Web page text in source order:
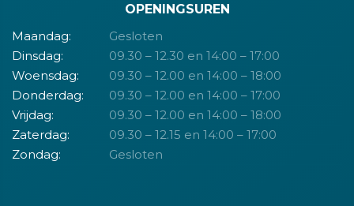
OPENINGSUREN
Maandag:
Gesloten
Dinsdag:
09.30 – 12.30 en 14:00 – 17:00
Woensdag:
09.30 – 12.00 en 14:00 – 18:00
Donderdag:
09.30 – 12.00 en 14:00 – 17:00
Vrijdag:
09.30 – 12.00 en 14:00 – 18:00
Zaterdag:
09.30 – 12.15 en 14:00 – 17:00
Zondag:
Gesloten